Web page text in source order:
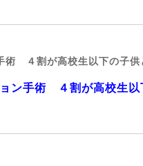
術 ４割が高校生以下の子供
ョン手術 ４割が高校生